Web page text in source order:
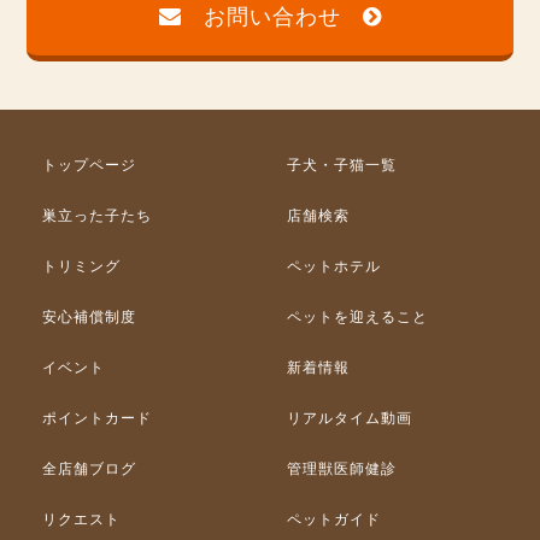
お問い合わせ
トップページ 子犬・子猫一覧
巣立った子たち 店舗検索
トリミング ペットホテル
安心補償制度 ペットを迎えること
イベント 新着情報
ポイントカード リアルタイム動画
全店舗ブログ 管理獣医師健診
リクエスト ペットガイド